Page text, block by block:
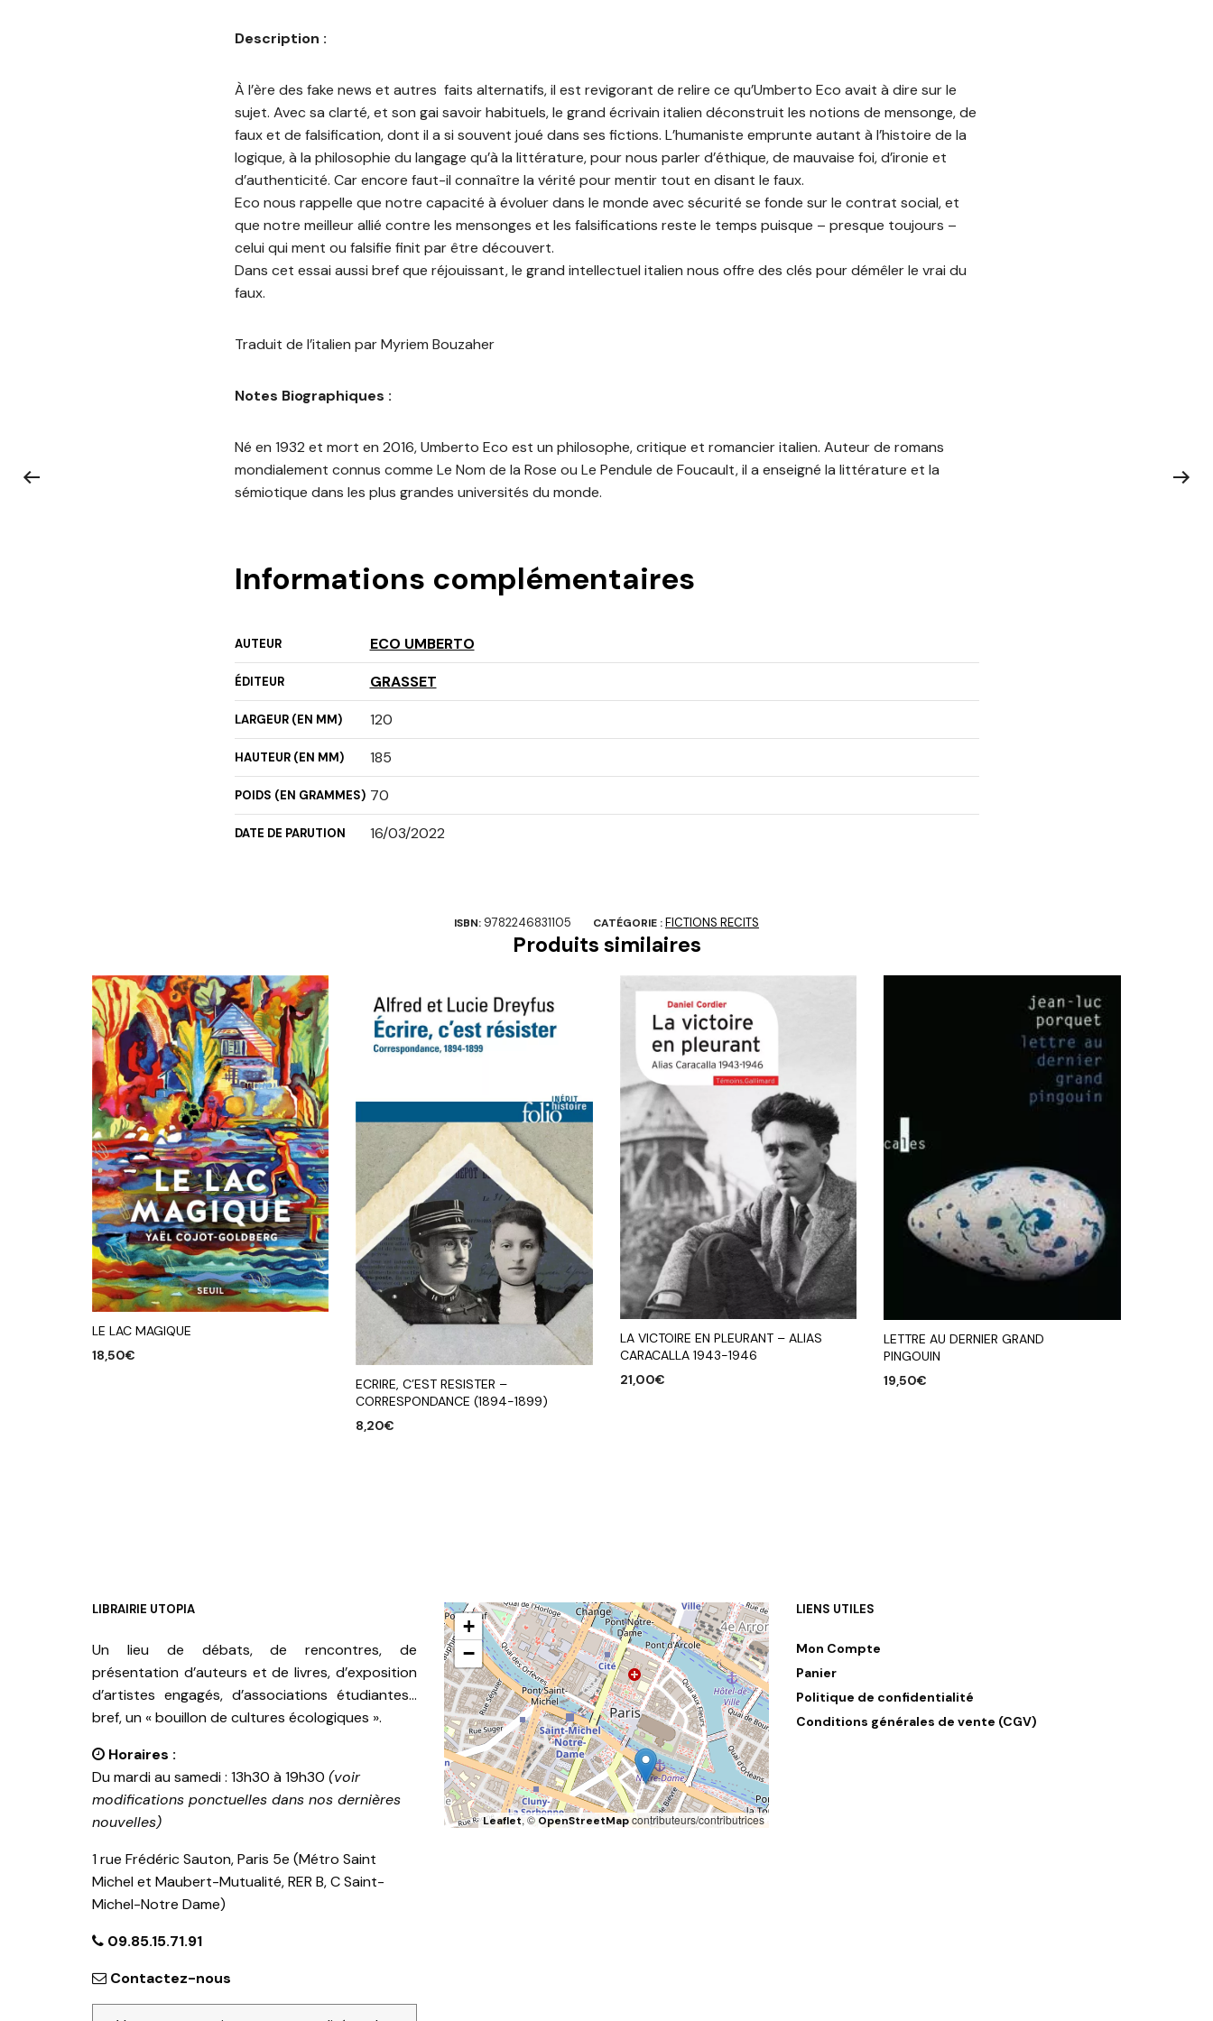
Description :
À l’ère des fake news et autres faits alternatifs, il est revigorant de relire ce qu’Umberto Eco avait à dire sur le
sujet. Avec sa clarté, et son gai savoir habituels, le grand écrivain italien déconstruit les notions de mensonge, de
faux et de falsification, dont il a si souvent joué dans ses fictions. L’humaniste emprunte autant à l’histoire de la
logique, à la philosophie du langage qu’à la littérature, pour nous parler d’éthique, de mauvaise foi, d’ironie et
d’authenticité. Car encore faut-il connaître la vérité pour mentir tout en disant le faux.
Eco nous rappelle que notre capacité à évoluer dans le monde avec sécurité se fonde sur le contrat social, et
que notre meilleur allié contre les mensonges et les falsifications reste le temps puisque – presque toujours –
celui qui ment ou falsifie finit par être découvert.
Dans cet essai aussi bref que réjouissant, le grand intellectuel italien nous offre des clés pour démêler le vrai du
faux.
Traduit de l’italien par Myriem Bouzaher
Notes Biographiques :
Né en 1932 et mort en 2016, Umberto Eco est un philosophe, critique et romancier italien. Auteur de romans
mondialement connus comme Le Nom de la Rose ou Le Pendule de Foucault, il a enseigné la littérature et la
sémiotique dans les plus grandes universités du monde.
Informations complémentaires
AUTEUR ECO UMBERTO
ÉDITEUR GRASSET
LARGEUR (EN MM) 120
HAUTEUR (EN MM) 185
POIDS (EN GRAMMES) 70
DATE DE PARUTION 16/03/2022
ISBN: 9782246831105 CATÉGORIE :FICTIONS RECITS
Produits similaires
LE LAC MAGIQUE
18,50€
ECRIRE, C’EST RESISTER –
CORRESPONDANCE (1894-1899)
8,20€
LA VICTOIRE EN PLEURANT – ALIAS
CARACALLA 1943-1946
21,00€
LETTRE AU DERNIER GRAND
PINGOUIN
19,50€
LIBRAIRIE UTOPIA
Un lieu de débats, de rencontres, de
présentation d’auteurs et de livres, d’exposition
d’artistes engagés, d’associations étudiantes…
bref, un « bouillon de cultures écologiques ».
Horaires :
Du mardi au samedi : 13h30 à 19h30 (voir
modifications ponctuelles dans nos dernières
nouvelles)
1 rue Frédéric Sauton, Paris 5e (Métro Saint
Michel et Maubert-Mutualité, RER B, C Saint-
Michel-Notre Dame)
09.85.15.71.91
Contactez-nous
+
−
Leaflet, ©OpenStreetMapcontributeurs/contributrices
LIENS UTILES
Mon Compte
Panier
Politique de confidentialité
Conditions générales de vente (CGV)